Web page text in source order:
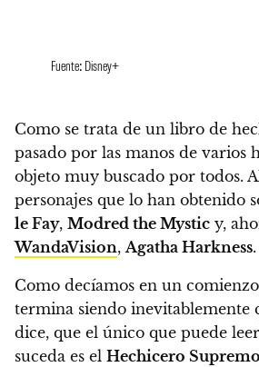
Fuente: Disney+
Como se trata de un libro de
pasado por las manos de varios
objeto muy buscado por todos.
personajes que lo han obtenido
le Fay, Modred the Mystic y,
WandaVision,Agatha Harkness.
Como decíamos en un
termina siendo inevitablemente
dice, que el único que puede
suceda es el Hechicero Supremo